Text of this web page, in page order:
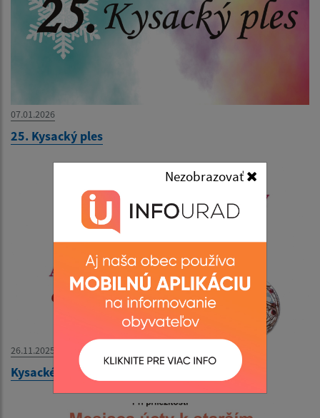
Nezobrazovať
07.01.2026
25. Kysacký ples
26.11.2025
Kysacké vianočné trhy a adventný koncert